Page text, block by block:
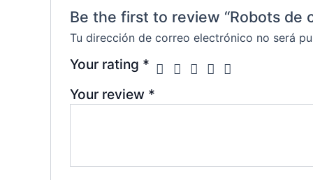
Be the first to review “Robots de
Tu dirección de correo electrónico no será
Your rating *
Your review *